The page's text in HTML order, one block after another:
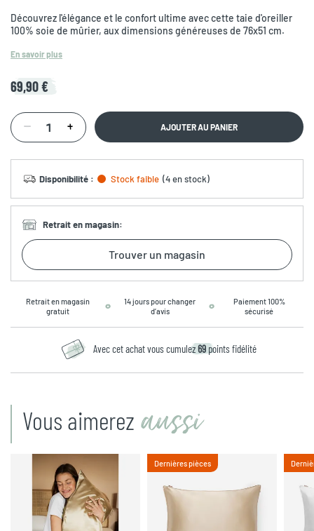
Découvrez l'élégance et le confort ultime avec cette taie d'oreiller
100% soie de mûrier, aux dimensions généreuses de 76x51 cm.
En savoir plus
69,90 €
AJOUTER AU PANIER
Disponibilité : Stock faible (4 en stock)
Retrait en magasin:
Trouver un magasin
Retrait en magasin
gratuit
14 jours pour changer
d’avis
Paiement 100%
sécurisé
Avec cet achat vous cumulez69 points fidélité
Vous aimerez aussi
Dernières pièces